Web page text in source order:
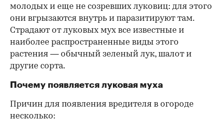
молодых и еще не созревших луковиц: для этого
они вгрызаются внутрь и паразитируют там.
Страдают от луковых мух все известные и
наиболее распространенные виды этого
растения — обычный зеленый лук, шалот и
другие сорта.
Почему появляется луковая муха
Причин для появления вредителя в огороде
несколько: